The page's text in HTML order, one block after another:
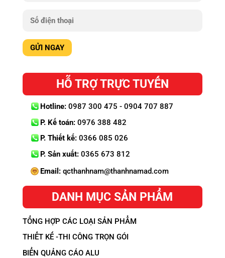
HỖ TRỢ TRỰC TUYẾN
Hotline:0987 300 475 - 0904 707 887
P. Kế toán:0976 388 482
P. Thiết kế:0366 085 026
P. Sản xuất:0365 673 812
Email:qcthanhnam@thanhnamad.com
DANH MỤC SẢN PHẨM
TỔNG HỢP CÁC LOẠI SẢN PHẨM
THIẾT KẾ -THI CÔNG TRỌN GÓI
BIỂN QUẢNG CÁO ALU